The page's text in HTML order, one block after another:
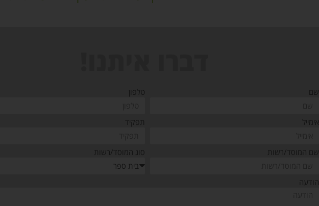
שם טלפון
אימייל תפקיד
שם המוסד/רשות סוג המוסד/רשות
הודעה